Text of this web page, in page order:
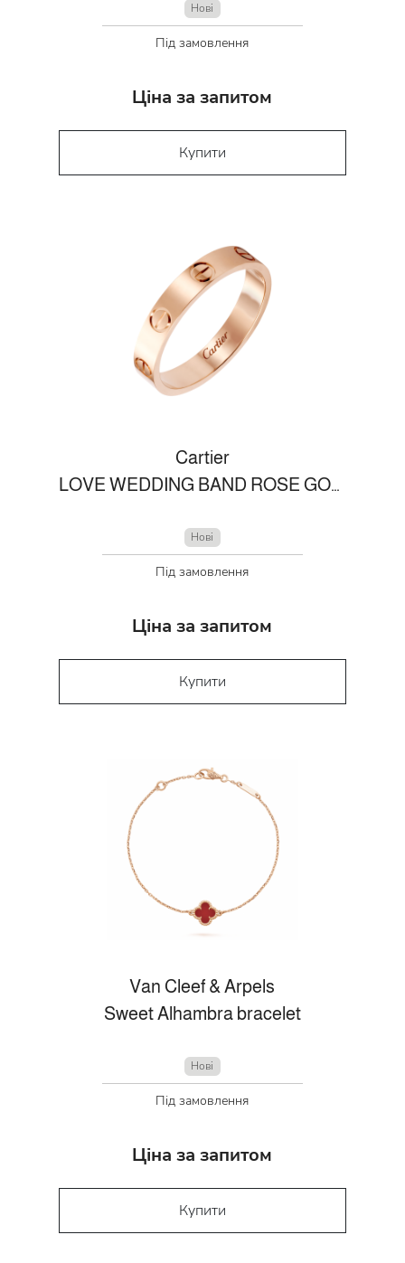
Нові
Під замовлення
Ціна за запитом
Купити
Cartier
LOVE WEDDING BAND ROSE GOLD
Нові
Під замовлення
Ціна за запитом
Купити
Van Cleef & Arpels
Sweet Alhambra bracelet
Нові
Під замовлення
Ціна за запитом
Купити